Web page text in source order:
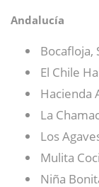
Andalucía
Bocafloja,
El Chile
Hacienda
La
Los
Mulita
Niña